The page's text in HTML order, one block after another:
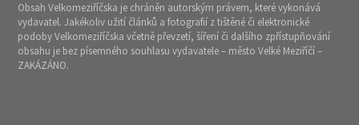
Obsah Velkomeziříčska je chráněn autorským právem, které vykonává
vydavatel. Jakékoliv užití článků a fotografií z tištěné či elektronické
podoby Velkomeziříčska včetně převzetí, šíření či dalšího zpřístupňování
obsahu je bez písemného souhlasu vydavatele – město Velké Meziříčí –
ZAKÁZÁNO.